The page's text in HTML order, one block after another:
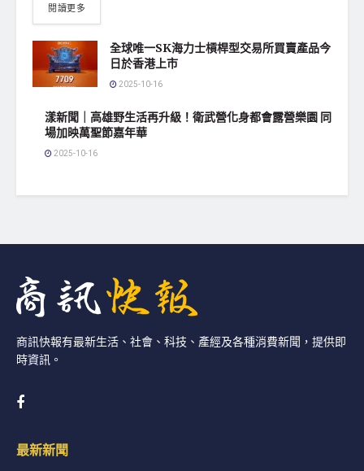
閱讀更多
全球唯一SK海力士槓桿型交易所買賣產品今
日於香港上市
2025-10-16
漾新聞｜高雄野生活再升級！衛武營化身都會露營樂園 同
場加映萬聖節嘉年華
2025-10-16
商訊快報有最新生活、社會、科技、產經及各種消費新聞，提供即
時資訊。
最新新聞